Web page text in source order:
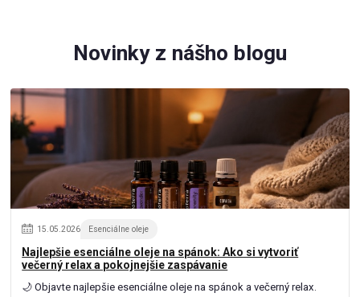
Novinky z nášho blogu
15.05.2026 Esenciálne oleje
Najlepšie esenciálne oleje na spánok: Ako si vytvoriť
večerný relax a pokojnejšie zaspávanie
🌙 Objavte najlepšie esenciálne oleje na spánok a večerný relax.